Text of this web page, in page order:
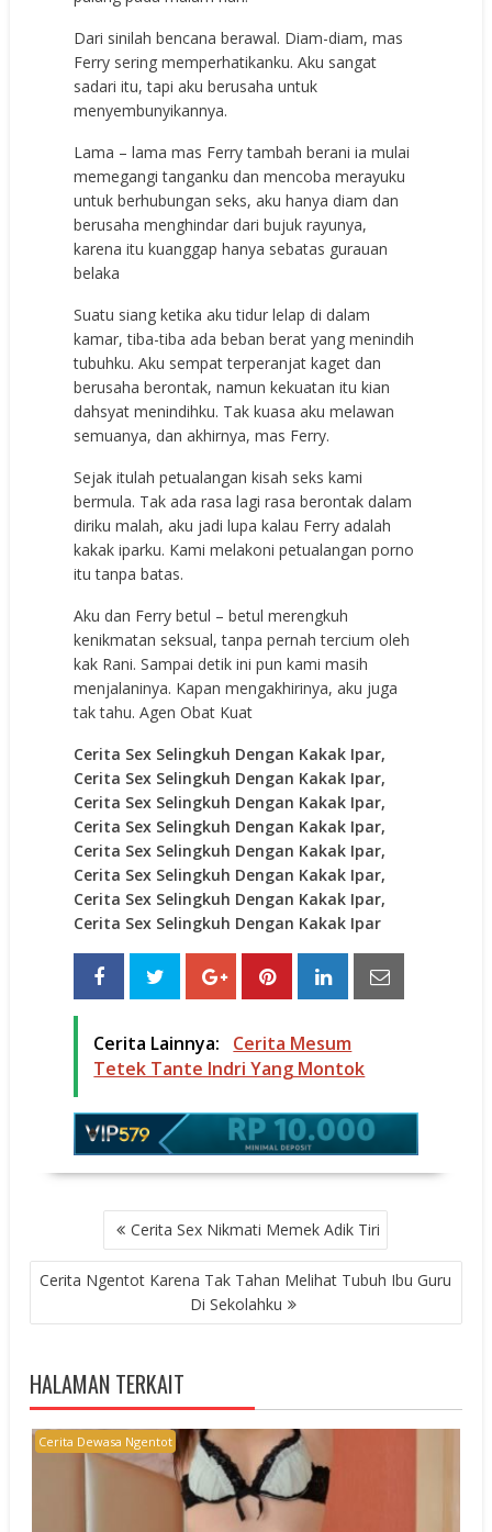
Dari sinilah bencana berawal. Diam-diam, mas
Ferry sering memperhatikanku. Aku sangat
sadari itu, tapi aku berusaha untuk
menyembunyikannya.
Lama – lama mas Ferry tambah berani ia mulai
memegangi tanganku dan mencoba merayuku
untuk berhubungan seks, aku hanya diam dan
berusaha menghindar dari bujuk rayunya,
karena itu kuanggap hanya sebatas gurauan
belaka
Suatu siang ketika aku tidur lelap di dalam
kamar, tiba-tiba ada beban berat yang menindih
tubuhku. Aku sempat terperanjat kaget dan
berusaha berontak, namun kekuatan itu kian
dahsyat menindihku. Tak kuasa aku melawan
semuanya, dan akhirnya, mas Ferry.
Sejak itulah petualangan kisah seks kami
bermula. Tak ada rasa lagi rasa berontak dalam
diriku malah, aku jadi lupa kalau Ferry adalah
kakak iparku. Kami melakoni petualangan porno
itu tanpa batas.
Aku dan Ferry betul – betul merengkuh
kenikmatan seksual, tanpa pernah tercium oleh
kak Rani. Sampai detik ini pun kami masih
menjalaninya. Kapan mengakhirinya, aku juga
tak tahu.Agen Obat Kuat
Cerita Sex Selingkuh Dengan Kakak Ipar,
Cerita Sex Selingkuh Dengan Kakak Ipar,
Cerita Sex Selingkuh Dengan Kakak Ipar,
Cerita Sex Selingkuh Dengan Kakak Ipar,
Cerita Sex Selingkuh Dengan Kakak Ipar,
Cerita Sex Selingkuh Dengan Kakak Ipar,
Cerita Sex Selingkuh Dengan Kakak Ipar,
Cerita Sex Selingkuh Dengan Kakak Ipar
Cerita Lainnya:
Cerita Mesum
Tetek Tante Indri Yang Montok
NAVIGATIONCerita Sex Nikmati Memek Adik Tiri
Cerita Ngentot Karena Tak Tahan Melihat Tubuh Ibu Guru
Di Sekolahku
HALAMAN TERKAIT
Cerita Dewasa Ngentot